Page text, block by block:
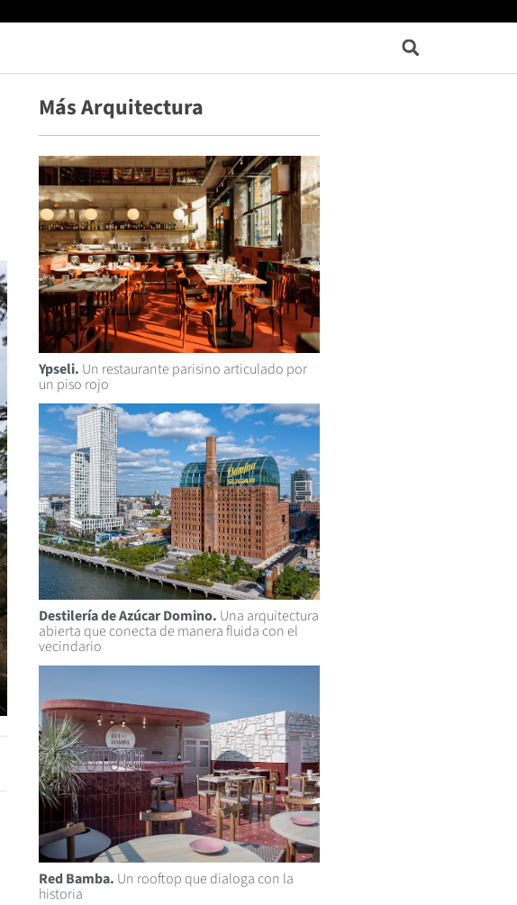
Más Arquitectura
Ypseli. Un restaurante parisino articulado por
un piso rojo
Destilería de Azúcar Domino. Una arquitectura
abierta que conecta de manera fluida con el
vecindario
Red Bamba. Un rooftop que dialoga con la
historia